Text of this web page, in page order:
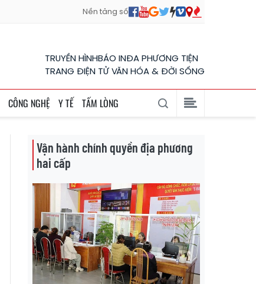
Nền tảng số
TRUYỀN HÌNHBÁO INĐA PHƯƠNG TIỆN
TRANG ĐIỆN TỬ VĂN HÓA & ĐỜI SỐNG
CÔNG NGHỆ Y TẾ TẤM LÒNG
Vận hành chính quyền địa phương
hai cấp